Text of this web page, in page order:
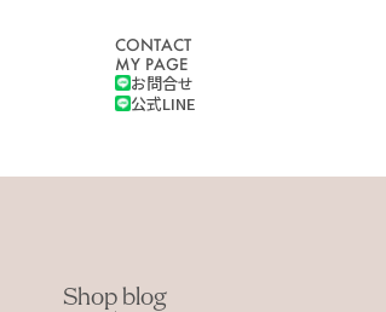
CONTACT
MY PAGE
お問合せ
公式LINE
Shop blog